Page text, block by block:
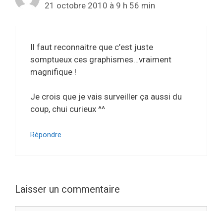
21 octobre 2010 à 9 h 56 min
Il faut reconnaitre que c’est juste
somptueux ces graphismes…vraiment
magnifique !
Je crois que je vais surveiller ça aussi du
coup, chui curieux ^^
Répondre
Laisser un commentaire